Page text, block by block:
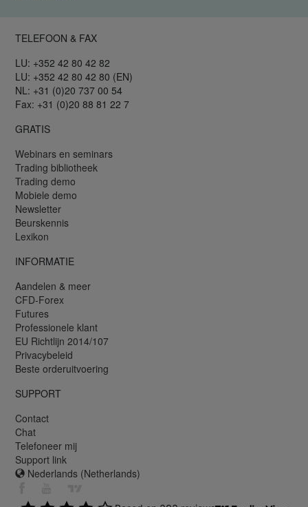
TELEFOON & FAX
LU: +352 42 80 42 82
LU: +352 42 80 42 80 (EN)
NL: +31 (0)20 737 00 54
Fax: +31 (0)20 88 81 22 7
GRATIS
Webinars en seminars
Trading bibliotheek
Trading demo
Mobiele demo
Newsletter
Beurskennis
Lexikon
INFORMATIE
Aandelen & meer
CFD-Forex
Futures
Professionele klant
EU Richtlijn 2014/107
Privacybeleid
Beste orderuitvoering
SUPPORT
Contact
Chat
Telefoneer mij
Support link
Nederlands (Netherlands)